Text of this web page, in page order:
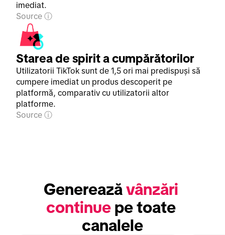
imediat.
Source
Starea de spirit a cumpărătorilor
Utilizatorii TikTok sunt de 1,5 ori mai predispuși să
cumpere imediat un produs descoperit pe
platformă, comparativ cu utilizatorii altor
platforme.
Source
Generează vânzări
continue pe toate
canalele